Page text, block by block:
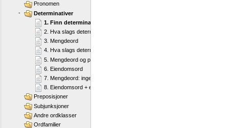
Pronomen
-
Determinativer
1. Finn determinativer
2. Hva slags determinativer?
3. Mengdeord
4. Hva slags determinativ?
5. Mengdeord og pekeord
6. Eiendomsord
7. Mengdeord: ingen – ingenting
8. Eiendomsord + egen
Preposisjoner
Subjunksjoner
Andre ordklasser
Ordfamilier